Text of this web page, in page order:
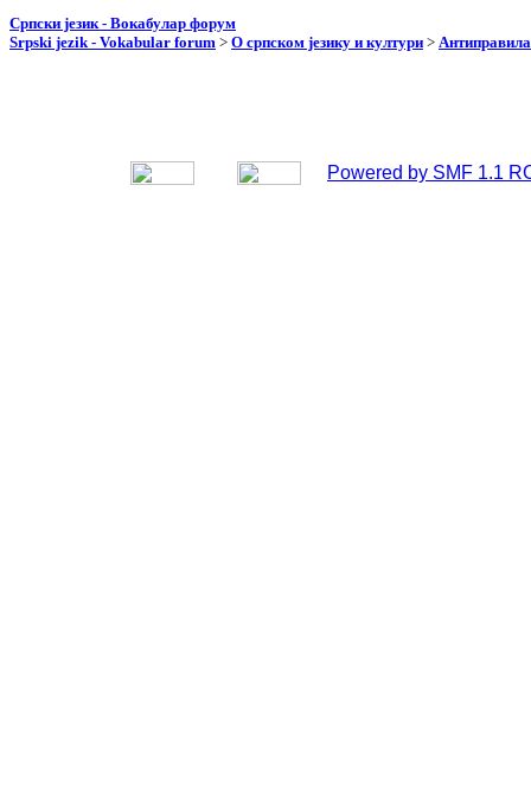
Српски језик - Вокабулар форум
Srpski jezik - Vokabular forum > О српском језику и култури > Антиправила
Powered by SMF 1.1